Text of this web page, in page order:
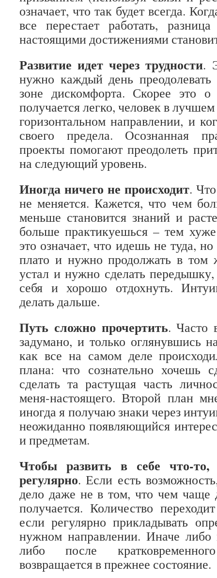
означает, что так будет всегда.
все перестает работать,
настоящими достижениями
Развитие идет через трудности.
нужно каждый день
зоне дискомфорта. Скорее это
получается легко, человек в лучшем
горизонтальном направлении, и
своего предела. Осознанная
проекты помогают преодолеть
на следующий уровень.
Иногда ничего не происходит.
не меняется. Кажется, что чем
меньше становится знаний и
больше практикуешься – тем
это означает, что идешь не туда,
плато и нужно продолжать в том
устал и нужно сделать передышку,
себя и хорошо отдохнуть.
делать дальше.
Путь сложно прочертить. Часто
задумано, и только оглянувшись
как все на самом деле
плана: что сознательно хочешь
сделать та растущая часть
меня-настоящего. Второй план
иногда я получаю знаки через
неожиданно появляющийся
и предметам.
Чтобы развить в себе что-
регулярно. Если есть
дело даже не в том, что чем чаще
получается. Количество
если регулярно прикладывать
нужном направлении. Иначе либо
либо после
возвращается в прежнее состояние.